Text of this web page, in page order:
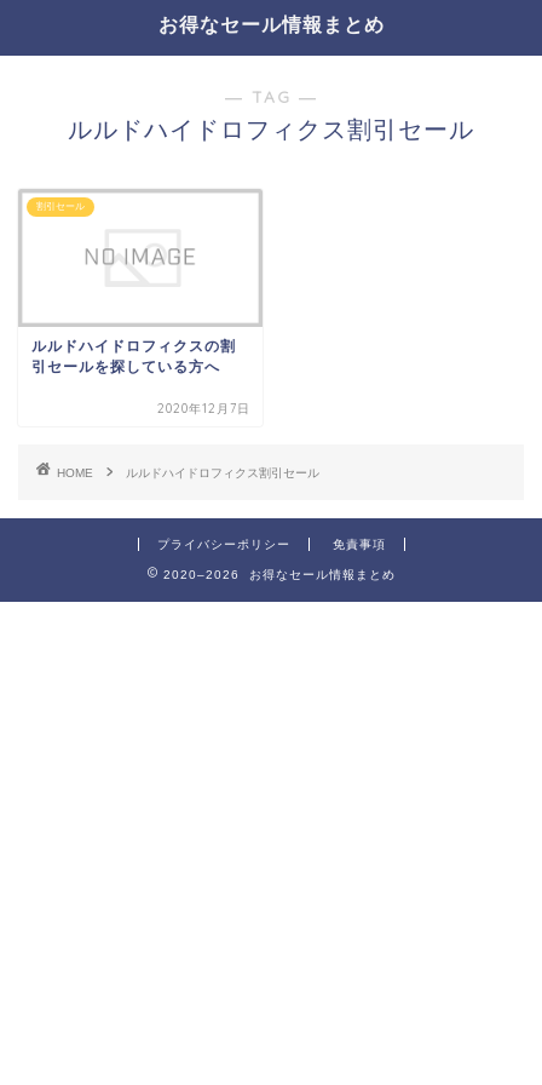
お得なセール情報まとめ
― TAG ―
ルルドハイドロフィクス割引セール
割引セール
ルルドハイドロフィクスの割
引セールを探している方へ
2020年12月7日
HOME ルルドハイドロフィクス割引セール
プライバシーポリシー 免責事項
2020–2026 お得なセール情報まとめ